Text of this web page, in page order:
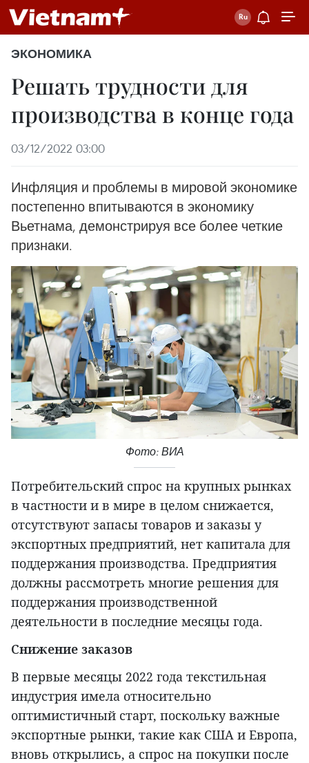
ЭКОНОМИКА
Решать трудности для
производства в конце года
03/12/2022 03:00
Инфляция и проблемы в мировой экономике
постепенно впитываются в экономику
Вьетнама, демонстрируя все более четкие
признаки.
Фото: ВИА
Потребительский спрос на крупных рынках
в частности и в мире в целом снижается,
отсутствуют запасы товаров и заказы у
экспортных предприятий, нет капитала для
поддержания производства. Предприятия
должны рассмотреть многие решения для
поддержания производственной
деятельности в последние месяцы года.
Снижение заказов
В первые месяцы 2022 года текстильная
индустрия имела относительно
оптимистичный старт, поскольку важные
экспортные рынки, такие как США и Европа,
вновь открылись, а спрос на покупки после